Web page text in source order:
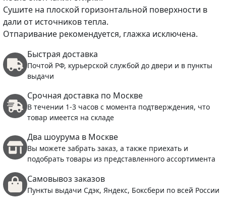
Сушите на плоской горизонтальной поверхности в
дали от источников тепла.
Отпаривание рекомендуется, глажка исключена.
Быстрая доставка
Почтой РФ, курьерской службой до двери и в пункты
выдачи
Срочная доставка по Москве
В течении 1-3 часов с момента подтверждения, что
товар имеется на складе
Два шоурума в Москве
Вы можете забрать заказ, а также приехать и
подобрать товары из представленного ассортимента
Самовывоз заказов
Пункты выдачи Сдэк, Яндекс, Боксбери по всей России